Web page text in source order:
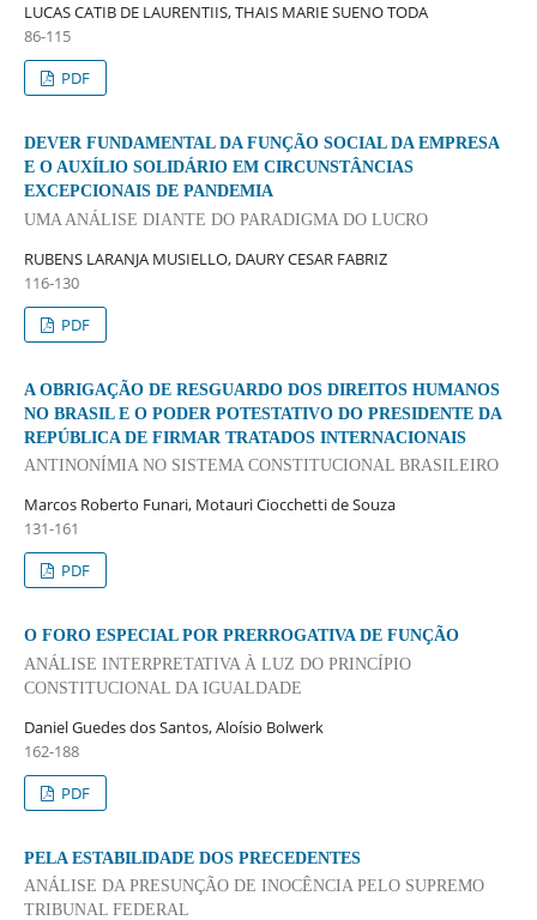
LUCAS CATIB DE LAURENTIIS, THAIS MARIE SUENO TODA
86-115
PDF
DEVER FUNDAMENTAL DA FUNÇÃO SOCIAL DA EMPRESA
E O AUXÍLIO SOLIDÁRIO EM CIRCUNSTÂNCIAS
EXCEPCIONAIS DE PANDEMIA
UMA ANÁLISE DIANTE DO PARADIGMA DO LUCRO
RUBENS LARANJA MUSIELLO, DAURY CESAR FABRIZ
116-130
PDF
A OBRIGAÇÃO DE RESGUARDO DOS DIREITOS HUMANOS
NO BRASIL E O PODER POTESTATIVO DO PRESIDENTE DA
REPÚBLICA DE FIRMAR TRATADOS INTERNACIONAIS
ANTINONÍMIA NO SISTEMA CONSTITUCIONAL BRASILEIRO
Marcos Roberto Funari, Motauri Ciocchetti de Souza
131-161
PDF
O FORO ESPECIAL POR PRERROGATIVA DE FUNÇÃO
ANÁLISE INTERPRETATIVA À LUZ DO PRINCÍPIO
CONSTITUCIONAL DA IGUALDADE
Daniel Guedes dos Santos, Aloísio Bolwerk
162-188
PDF
PELA ESTABILIDADE DOS PRECEDENTES
ANÁLISE DA PRESUNÇÃO DE INOCÊNCIA PELO SUPREMO
TRIBUNAL FEDERAL